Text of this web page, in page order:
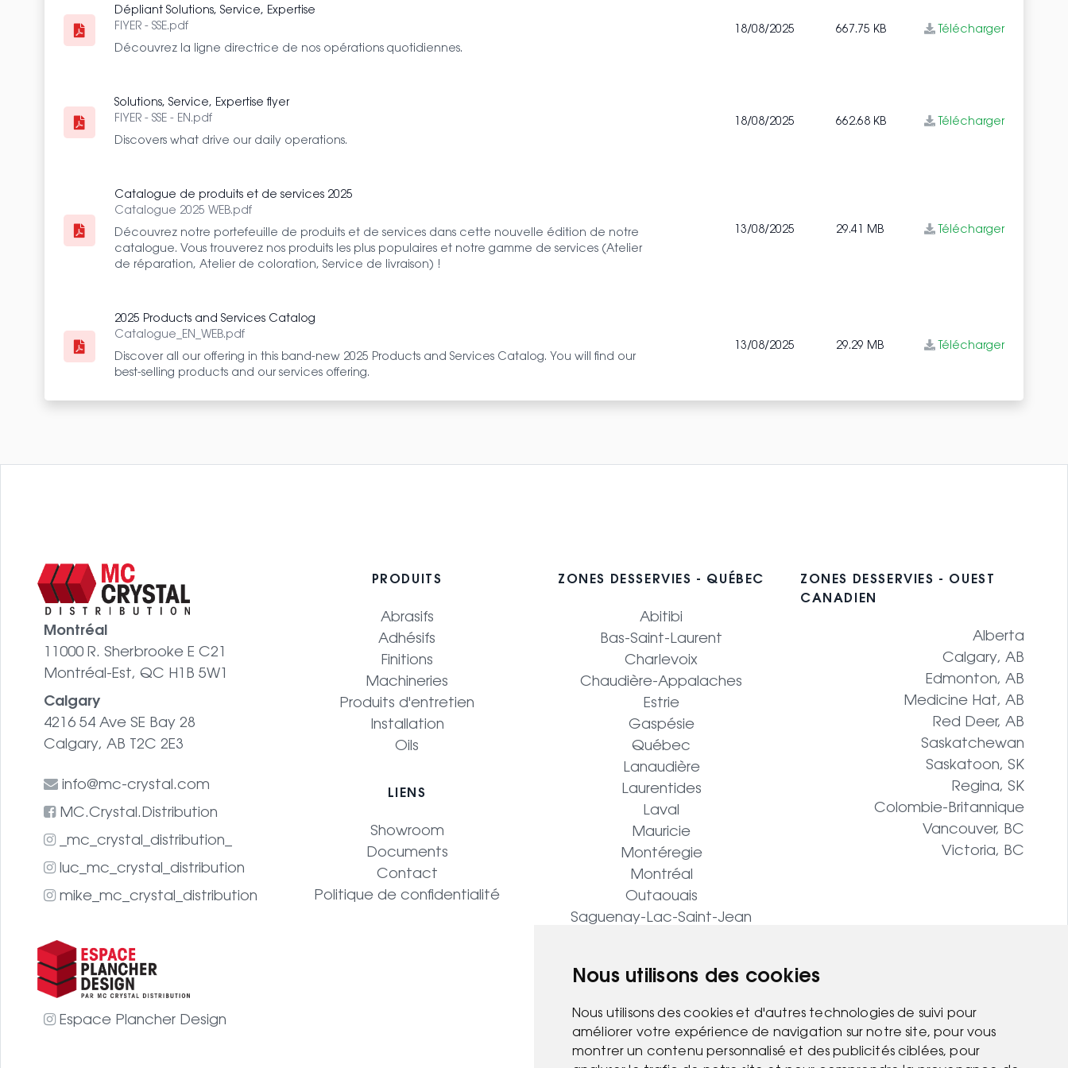
Nous utilisons des cookies
Nous utilisons des cookies et d'autres technologies de suivi pour
améliorer votre expérience de navigation sur notre site, pour vous
montrer un contenu personnalisé et des publicités ciblées, pour
Dépliant Solutions, Service, Expertise
FlYER - SSE.pdf
Découvrez la ligne directrice de nos opérations quotidiennes.
18/08/2025 667.75 KB Télécharger
Solutions, Service, Expertise flyer
FlYER - SSE - EN.pdf
Discovers what drive our daily operations.
18/08/2025 662.68 KB Télécharger
Catalogue de produits et de services 2025
Catalogue 2025 WEB.pdf
Découvrez notre portefeuille de produits et de services dans cette nouvelle édition de notre
catalogue. Vous trouverez nos produits les plus populaires et notre gamme de services (Atelier
de réparation, Atelier de coloration, Service de livraison) !
13/08/2025 29.41 MB Télécharger
2025 Products and Services Catalog
Catalogue_EN_WEB.pdf
Discover all our offering in this band-new 2025 Products and Services Catalog. You will find our
best-selling products and our services offering.
13/08/2025 29.29 MB Télécharger
Montréal
11000 R. Sherbrooke E C21
Montréal-Est, QC H1B 5W1
Calgary
4216 54 Ave SE Bay 28
Calgary, AB T2C 2E3
info@mc-crystal.com
MC.Crystal.Distribution
_mc_crystal_distribution_
luc_mc_crystal_distribution
mike_mc_crystal_distribution
Espace Plancher Design
PRODUITS
Abrasifs
Adhésifs
Finitions
Machineries
Produits d'entretien
Installation
Oils
LIENS
Showroom
Documents
Contact
Politique de confidentialité
ZONES DESSERVIES - QUÉBEC
Abitibi
Bas-Saint-Laurent
Charlevoix
Chaudière-Appalaches
Estrie
Gaspésie
Québec
Lanaudière
Laurentides
Laval
Mauricie
Montéregie
Montréal
Outaouais
Saguenay-Lac-Saint-Jean
ZONES DESSERVIES - OUEST
CANADIEN
Alberta
Calgary, AB
Edmonton, AB
Medicine Hat, AB
Red Deer, AB
Saskatchewan
Saskatoon, SK
Regina, SK
Colombie-Britannique
Vancouver, BC
Victoria, BC